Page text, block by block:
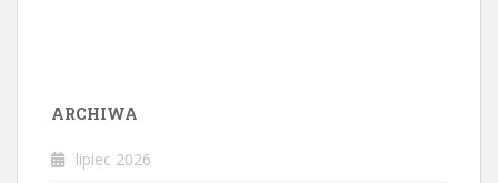
ARCHIWA
lipiec 2026